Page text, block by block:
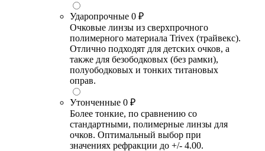
Ударопрочные 0 ₽
Очковые линзы из сверхпрочного
полимерного материала Trivex (трайвекс).
Отлично подходят для детских очков, а
также для безободковых (без рамки),
полуободковых и тонких титановых
оправ.
Утонченные 0 ₽
Более тонкие, по сравнению со
стандартными, полимерные линзы для
очков. Оптимальный выбор при
значениях рефракции до +/- 4.00.